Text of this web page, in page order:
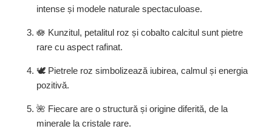
intense și modele naturale spectaculoase.
🪷 Kunzitul, petalitul roz și cobalto calcitul sunt pietre
rare cu aspect rafinat.
🕊️ Pietrele roz simbolizează iubirea, calmul și energia
pozitivă.
🌺 Fiecare are o structură și origine diferită, de la
minerale la cristale rare.